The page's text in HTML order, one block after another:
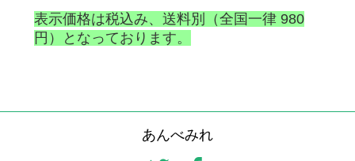
表示価格は税込み、送料別（全国一律 980
円）となっております。
あんべみれ